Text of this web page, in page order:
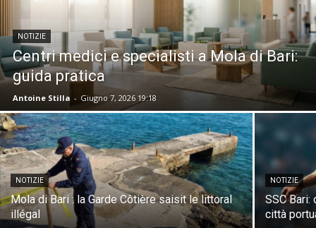
NOTIZIE
Centri medici e specialisti a Mola di Bari:
guida pratica
Antoine Stilla - Giugno 7, 2026 19:18
NOTIZIE
Mola di Bari : la Garde Côtière saisit le littoral
illégal
NOTIZIE
SSC Bari:
città